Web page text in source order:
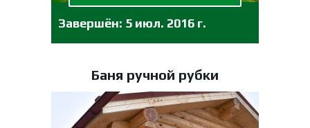
Завершён: 5 июл. 2016 г.
Баня ручной рубки